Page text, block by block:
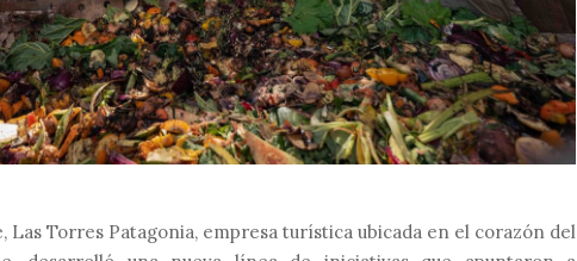
Las Torres Patagonia, empresa turística ubicada en el corazón del